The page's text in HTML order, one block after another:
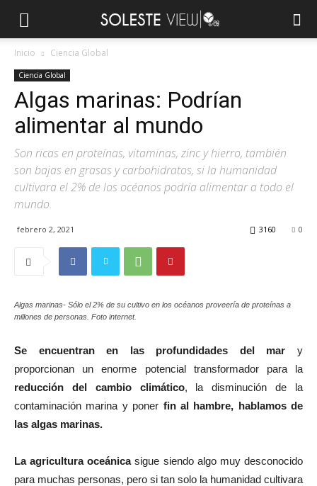
Inicio Ciencia Global
Ciencia Global
Algas marinas: Podrían
alimentar al mundo
Son ricas en proteínas, vitaminas, zinc y hierro, también
son bajas en grasas y carbohidratos, si la humanidad
cultivara el 2% de los océanos podría alimentar a todo el
mundo.
febrero 2, 2021 0
3160
Algas marinas- Sólo el 2% de su cultivo en los océanos proveería de proteínas a
millones de personas. Foto internet.
Se encuentran en las profundidades del mar y
proporcionan un enorme potencial transformador para la
reducción del cambio climático, la disminución de la
contaminación marina y poner fin al hambre, hablamos de
las algas marinas.
La agricultura oceánicasigue siendo algo muy desconocido
para muchas personas, pero si tan solo la humanidad cultivara